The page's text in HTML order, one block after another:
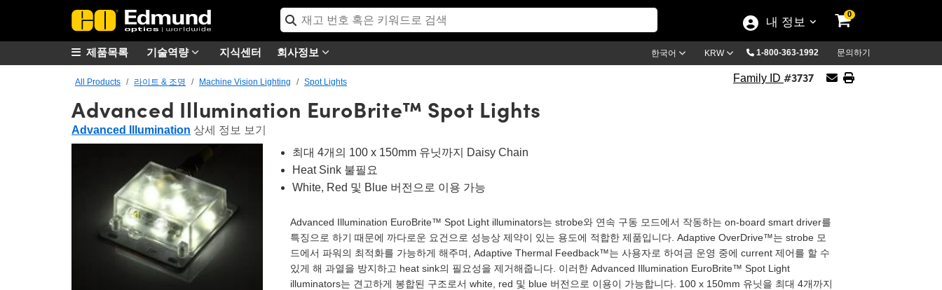
내 정보
0
기술역량 지식센터 회사정보 한국어 KRW 1-800-363-1992 문의하기
제품목록
All Products 라이트 & 조명 Machine Vision Lighting Spot Lights Family ID #3737
Advanced Illumination EuroBrite™ Spot Lights
Advanced Illumination 상세 정보 보기
최대 4개의 100 x 150mm 유닛까지 Daisy Chain
Heat Sink 불필요
White, Red 및 Blue 버전으로 이용 가능
Advanced Illumination EuroBrite™ Spot Light illuminators는 strobe와 연속 구동 모드에서 작동하는 on-board smart driver를
특징으로 하기 때문에 까다로운 요건으로 성능상 제약이 있는 용도에 적합한 제품입니다. Adaptive OverDrive™는 strobe 모
드에서 파워의 최적화를 가능하게 해주며, Adaptive Thermal Feedback™는 사용자로 하여금 운영 중에 current 제어를 할 수
있게 해 과열을 방지하고 heat sink의 필요성을 제거해줍니다. 이러한 Advanced Illumination EuroBrite™ Spot Light
illuminators는 견고하게 봉합된 구조로서 white, red 및 blue 버전으로 이용이 가능합니다. 100 x 150mm 유닛을 최대 4개까지